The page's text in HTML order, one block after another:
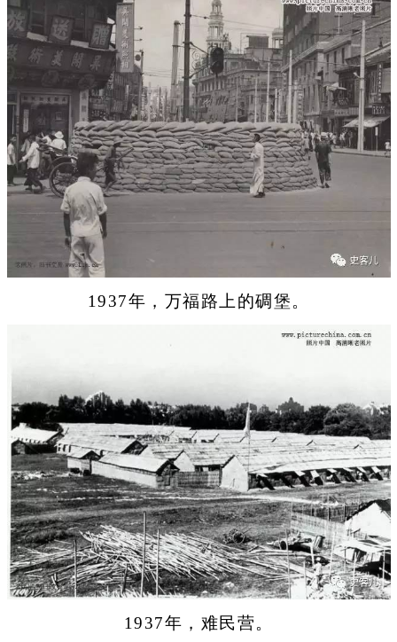
1937年，万福路上的碉堡。
1937年，难民营。